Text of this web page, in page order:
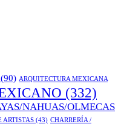
(90) ARQUITECTURA MEXICANA
(332)
NAHUAS/OLMECAS
ARTISTAS (43) CHARRERÍA /